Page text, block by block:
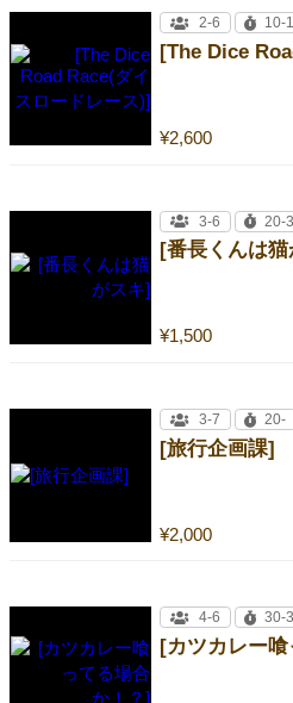
¥2,600
2-6 10-
[番長くんは猫
¥1,500
3-6 20-
[旅行企画課]
¥2,000
3-7 20-
[カツカレー
4-6 30-